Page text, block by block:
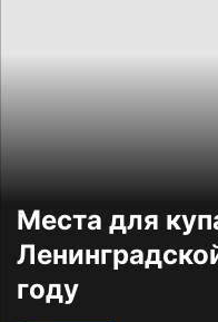
Места для
году